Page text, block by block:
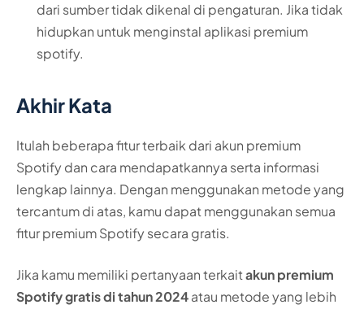
dari sumber tidak dikenal di pengaturan. Jika tidak
hidupkan untuk menginstal aplikasi premium
spotify.
Akhir Kata
Itulah beberapa fitur terbaik dari akun premium
Spotify dan cara mendapatkannya serta informasi
lengkap lainnya. Dengan menggunakan metode yang
tercantum di atas, kamu dapat menggunakan semua
fitur premium Spotify secara gratis.
Jika kamu memiliki pertanyaan terkaitakun premium
Spotify gratis di tahun 2024atau metode yang lebih